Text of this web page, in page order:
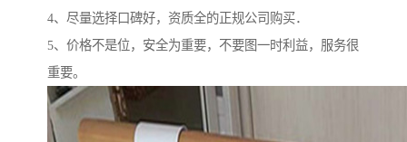
4、尽量选择口碑好，资质全的正规公司购买．
5、价格不是位，安全为重要，不要图一时利益，服务很
重要。